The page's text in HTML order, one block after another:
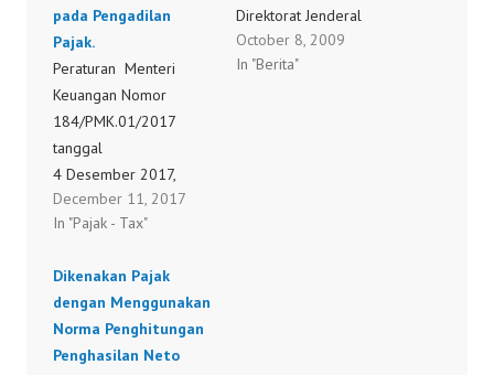
pada Pengadilan
Pajak.
Peraturan Menteri
Keuangan Nomor
184/PMK.01/2017
tanggal
4 Desember 2017,
tentang Persyaratan
untuk Menjai Kuasa
pajak 185/PMK.01/2017
December 11, 2017
In "Pajak - Tax"
Direktorat Jenderal
(Ditjen) Pajak berencana
masuk ke lebih banyak
October 8, 2009
In "Berita"
Dikenakan Pajak
dengan Menggunakan
Norma Penghitungan
Penghasilan Neto